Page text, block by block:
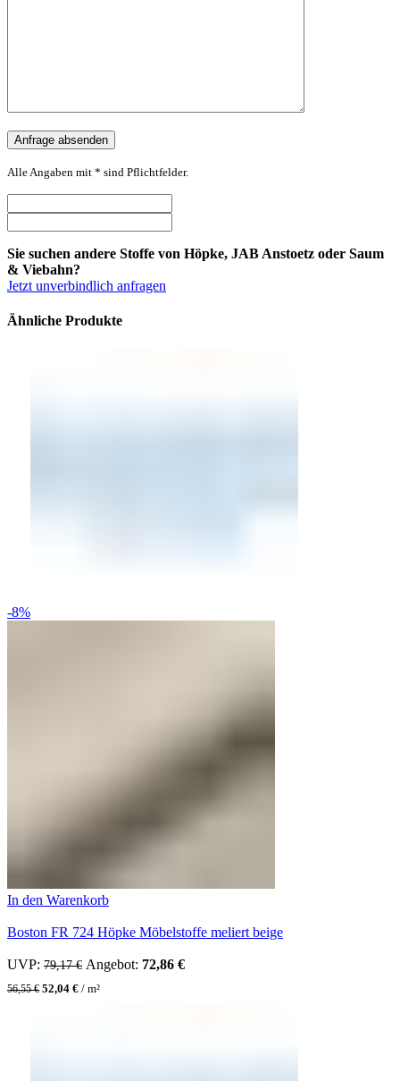
Alle Angaben mit * sind Pflichtfelder.
Sie suchen andere Stoffe von Höpke, JAB Anstoetz oder Saum
& Viebahn?
Jetzt unverbindlich anfragen
Ähnliche Produkte
-8%
In den Warenkorb
Boston FR 724 Höpke Möbelstoffe meliert beige
UVP: 79,17€ Ursprünglicher Preis war: 79,17 €
Angebot: 72,86 €
56,55€ 52,04 € / m²